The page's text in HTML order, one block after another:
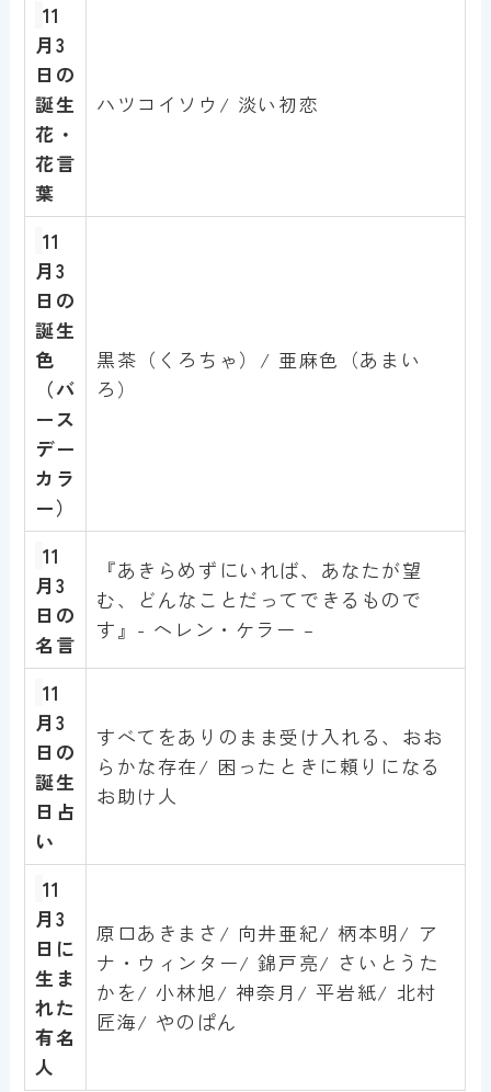
11
月3
日 の
誕生
花・
花言
葉
ハツコイソウ/ 淡い初恋
11
月3
日 の
誕生
色
（バ
ース
デー
カラ
ー）
黒茶（くろちゃ）/ 亜麻色（あまい
ろ）
11
月3
日 の
名言
『あきらめずにいれば、あなたが望
む、どんなことだってできるもので
す』- ヘレン・ケラー –
11
月3
日 の
誕生
日占
い
すべてをありのまま受け入れる、おお
らかな存在/ 困ったときに頼りになる
お助け人
11
月3
日 に
生ま
れた
有名
人
原口あきまさ/ 向井亜紀/ 柄本明/ ア
ナ・ウィンター/ 錦戸亮/ さいとうた
かを/ 小林旭/ 神奈月/ 平岩紙/ 北村
匠海/ やのぱん